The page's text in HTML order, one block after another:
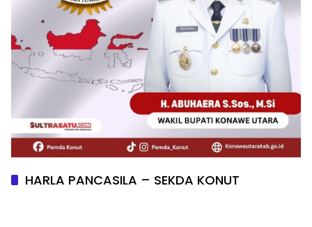
HARLA PANCASILA – SEKDA KONUT